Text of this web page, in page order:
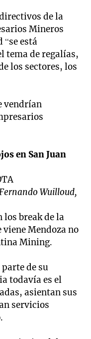
de la
Mineros
“se está
tema de regalías,
los sectores, los
vendrían
en San Juan
Wuilloud,
los break de la
viene Mendoza no
Mining.
de su
todavía es el
asientan sus
servicios